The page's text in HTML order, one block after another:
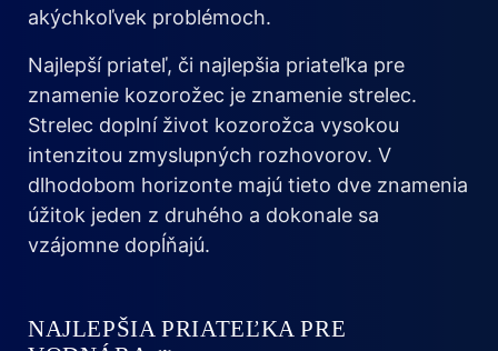
akýchkoľvek problémoch.
Najlepší priateľ, či najlepšia priateľka pre
znamenie kozorožec je znamenie strelec.
Strelec doplní život kozorožca vysokou
intenzitou zmyslupných rozhovorov. V
dlhodobom horizonte majú tieto dve znamenia
úžitok jeden z druhého a dokonale sa
vzájomne dopĺňajú.
NAJLEPŠIA PRIATEĽKA PRE